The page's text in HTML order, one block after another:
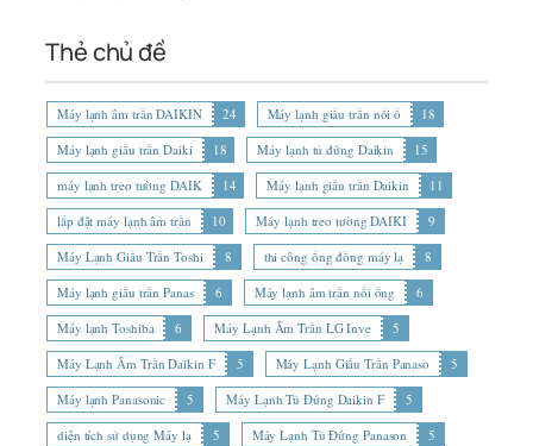
Thẻ chủ đề
Máy lạnh âm trần DAIKIN 24 Máy lạnh giấu trần nối ố
18
Máy lạnh giấu trần Daiki
18 Máy lạnh tủ đứng Daikin
15
máy lạnh treo tường DAIK
14 Máy lạnh giấu trần Daikin
11
lắp đặt máy lạnh âm trần
10 Máy lạnh treo tường DAIKI
9
Máy Lạnh Giấu Trần Toshi
8 thi công ống đồng máy lạ
8
Máy lạnh giấu trần Panas
6 Máy lạnh âm trần nối ống
6
Máy lạnh Toshiba
6 Máy Lạnh Âm Trần LG Inve
5
Máy Lạnh Âm Trần Daikin F
5 Máy Lạnh Giấu Trần Panaso
5
Máy lạnh Panasonic
5 Máy Lạnh Tủ Đứng Daikin F
5
diện tích sử dụng Máy lạ
5 Máy Lạnh Tủ Đứng Panason 5